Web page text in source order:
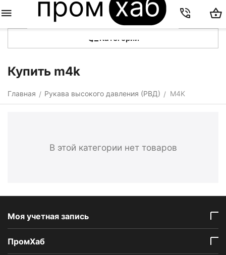
Категории
Купить m4k
Главная / Рукава высокого давления (РВД) / M4K
В этой категории нет товаров
Моя учетная запись
ПромХаб